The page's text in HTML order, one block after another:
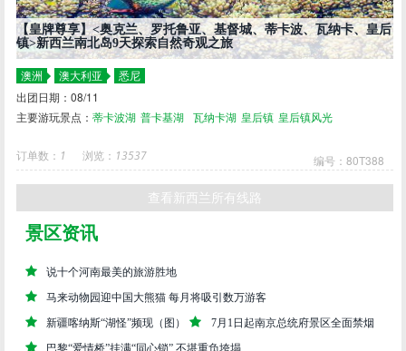
【皇牌尊享】<奥克兰、罗托鲁亚、基督城、蒂卡波、瓦纳卡、皇后
镇>新西兰南北岛9天探索自然奇观之旅
澳洲 澳大利亚
悉尼
出团日期：08/11
主要游玩景点：蒂卡波湖 普卡基湖 瓦纳卡湖 皇后镇 皇后镇风光
订单数： 1 浏览： 13537 编号：80T388
查看新西兰所有线路
景区资讯
说十个河南最美的旅游胜地
马来动物园迎中国大熊猫 每月将吸引数万游客
新疆喀纳斯“湖怪”频现（图）
7月1日起南京总统府景区全面禁烟